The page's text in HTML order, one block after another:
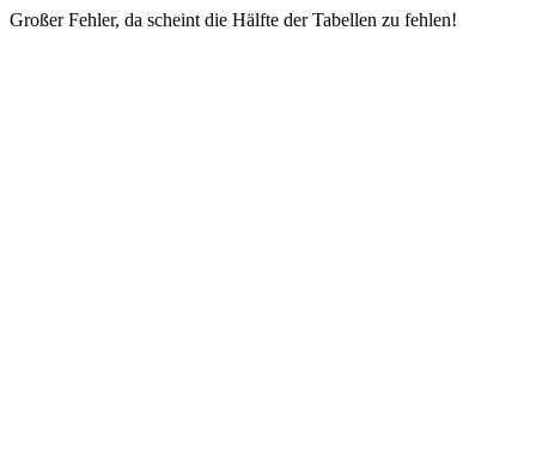
Großer Fehler, da scheint die Hälfte der Tabellen zu fehlen!